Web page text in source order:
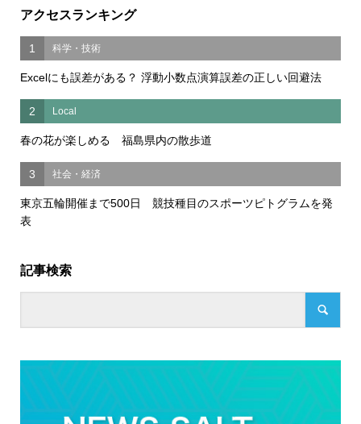
アクセスランキング
1 科学・技術
Excelにも誤差がある？ 浮動小数点演算誤差の正しい回避法
2 Local
春の花が楽しめる 福島県内の散歩道
3 社会・経済
東京五輪開催まで500日 競技種目のスポーツピトグラムを発
表
記事検索